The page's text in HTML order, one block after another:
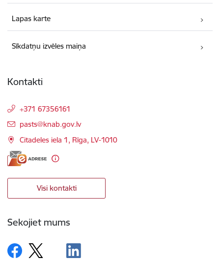
Lapas karte
Sīkdatņu izvēles maiņa
Kontakti
+371 67356161
E-pasts:
pasts@knab.gov.lv
Citadeles iela 1, Rīga, LV-1010
Visi kontakti
Sekojiet mums